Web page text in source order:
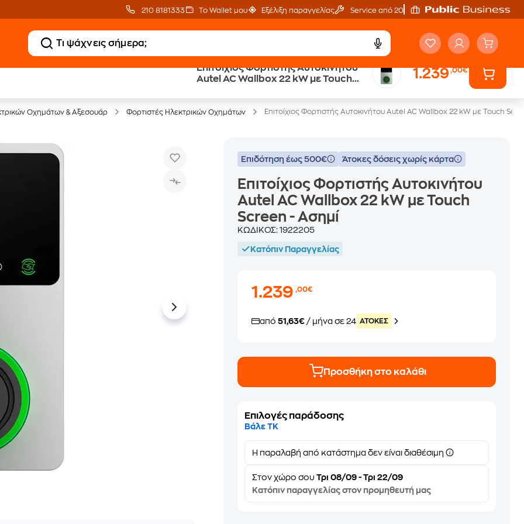
210 8181333 Το Wallet μου Εξέλιξη παραγγελίας Service από 20'
Επιτοίχιος Φορτιστής Αυτοκινήτου
Autel AC Wallbox 22 kW με Touch
1.239,00€
Public επιστροφή € eGift Card
Οχημάτων & Αξεσουάρ Φορτιστές Ηλεκτρικών Οχημάτων Επιτοίχιος Φορτιστής Αυτοκινήτου Autel AC Wallbox 22 kW με Touch
Επιδότηση έως 500€ Άτοκες δόσεις χωρίς κάρτα
Επιτοίχιος Φορτιστής Αυτοκινήτου
Autel AC Wallbox 22 kW με Touch
Screen - Ασημί
ΚΩΔΙΚΟΣ:1922205
Κατόπιν Παραγγελίας
1.239,00€
από51,63€ / μήνα σε 24 ATOKEΣ
Προσθήκη στο καλάθι
Επιλογές παράδοσης
Βάλε ΤΚ
Η παραλαβή από κατάστημα δεν είναι διαθέσιμη
Στονχώρο σου Τρι 08/09 - Τρι 22/09
Κατόπιν παραγγελίας στον προμηθευτή μας